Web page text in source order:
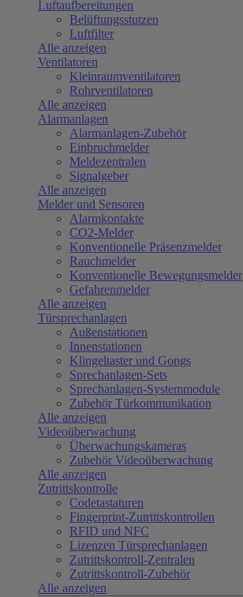
Luftaufbereitungen
Belüftungsstutzen
Luftfilter
Alle anzeigen
Ventilatoren
Kleinraumventilatoren
Rohrventilatoren
Alle anzeigen
Alarmanlagen
Alarmanlagen-Zubehör
Einbruchmelder
Meldezentralen
Signalgeber
Alle anzeigen
Melder und Sensoren
Alarmkontakte
CO2-Melder
Konventionelle Präsenzmelder
Rauchmelder
Konventionelle Bewegungsmelder
Gefahrenmelder
Alle anzeigen
Türsprechanlagen
Außenstationen
Innenstationen
Klingeltaster und Gongs
Sprechanlagen-Sets
Sprechanlagen-Systemmodule
Zubehör Türkommunikation
Alle anzeigen
Videoüberwachung
Überwachungskameras
Zubehör Videoüberwachung
Alle anzeigen
Zutrittskontrolle
Codetastaturen
Fingerprint-Zutrittskontrollen
RFID und NFC
Lizenzen Türsprechanlagen
Zutrittskontroll-Zentralen
Zutrittskontroll-Zubehör
Alle anzeigen